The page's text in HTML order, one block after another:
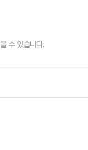
수 있습니다.